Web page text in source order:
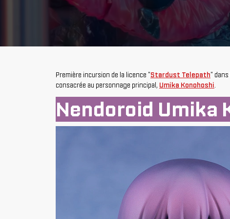
Première incursion de la licence "Stardust Telepath"
consacrée au personnage principal, Umika Konohoshi.
Nendoroid Umika